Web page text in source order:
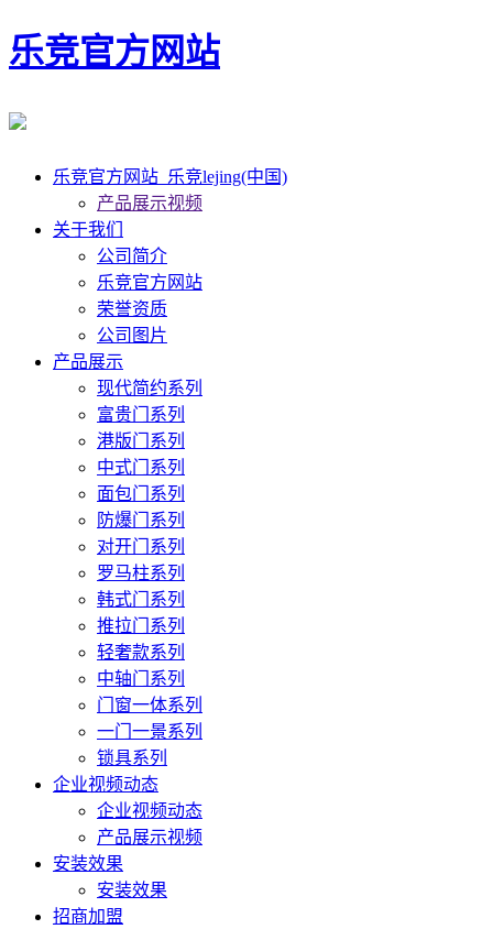
乐竞官方网站
乐竞官方网站_乐竞lejing(中国)
产品展示视频
关于我们
公司简介
乐竞官方网站
荣誉资质
公司图片
产品展示
现代简约系列
富贵门系列
港版门系列
中式门系列
面包门系列
防爆门系列
对开门系列
罗马柱系列
韩式门系列
推拉门系列
轻奢款系列
中轴门系列
门窗一体系列
一门一景系列
锁具系列
企业视频动态
企业视频动态
产品展示视频
安装效果
安装效果
招商加盟